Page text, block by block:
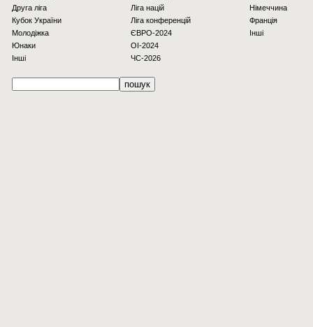
Друга ліга
Кубок України
Молодіжка
Юнаки
Інші
Ліга націй
Ліга конференцій
ЄВРО-2024
OI-2024
ЧС-2026
Німеччина
Франція
Інші